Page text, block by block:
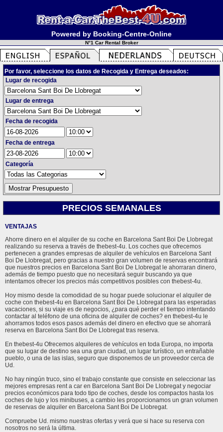
Powered by Booking-Centre-Online
N°1 Car Rental Broker
Por favor, seleccione los datos de Recogida y Entrega deseados:
Lugar de recogida
Lugar de entrega
Fecha de recogida
Fecha de entrega
Categoría
PRECIOS SEMANALES
VENTAJAS
Ahorre dinero en el alquiler de su coche en Barcelona Sant Boi De Llobregat
realizando su reserva a través de thebest-4u. Los coches que ofrecemos
pertenecen a grandes empresas de alquiler de vehículos en Barcelona Sant
Boi De Llobregat, pero gracias a nuestro gran volumen de reservas encontrará
que nuestros precios en Barcelona Sant Boi De Llobregat le ahorraran dinero,
además de tiempo puesto que no necesitará seguir buscando ya que
intentamos ofrecer los precios más competitivos posibles con thebest-4u.
Hoy mismo desde la comodidad de su hogar puede solucionar el alquiler de
coche con thebest-4u en Barcelona Sant Boi De Llobregat para las esperadas
vacaciones, si su viaje es de negocios, ¿para qué perder el tiempo intentando
contactar al teléfono de una oficina de alquiler de coches? en thebest-4u le
ahorramos todos esos pasos además del dinero en efectivo que se ahorrará
reserva en Barcelona Sant Boi De Llobregat tras reserva.
En thebest-4u Ofrecemos alquileres de vehículos en toda Europa, no importa
que su lugar de destino sea una gran ciudad, un lugar turístico, un entrañable
pueblo, o una de las islas, seguro que disponemos de un proveedor cerca de
Ud.
No hay ningún truco, sino el trabajo constante que consiste en seleccionar las
mejores empresas rent a car en Barcelona Sant Boi De Llobregat y negociar
precios económicos para todo tipo de coches, desde los compactos hasta los
coches de lujo y los minibuses, a cambio les proporcionamos un gran volumen
de reservas de alquiler en Barcelona Sant Boi De Llobregat.
Compruebe Ud. mismo nuestras ofertas y verá que si hace su reserva con
nosotros no será la última.